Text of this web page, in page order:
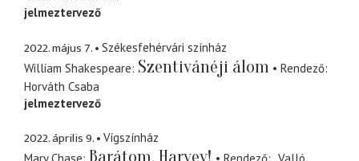
jelmeztervező
2022. május 7.
Székesfehérvári színház
William Shakespeare Szentivánéji álom
Rendező
Horváth Csaba
jelmeztervező
2022. április 9.
Vígszínház